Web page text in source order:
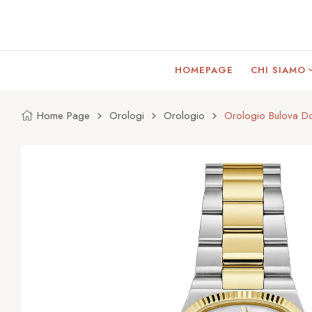
HOMEPAGE CHI SIAMO
Home Page Orologi Orologio Orologio Bulova